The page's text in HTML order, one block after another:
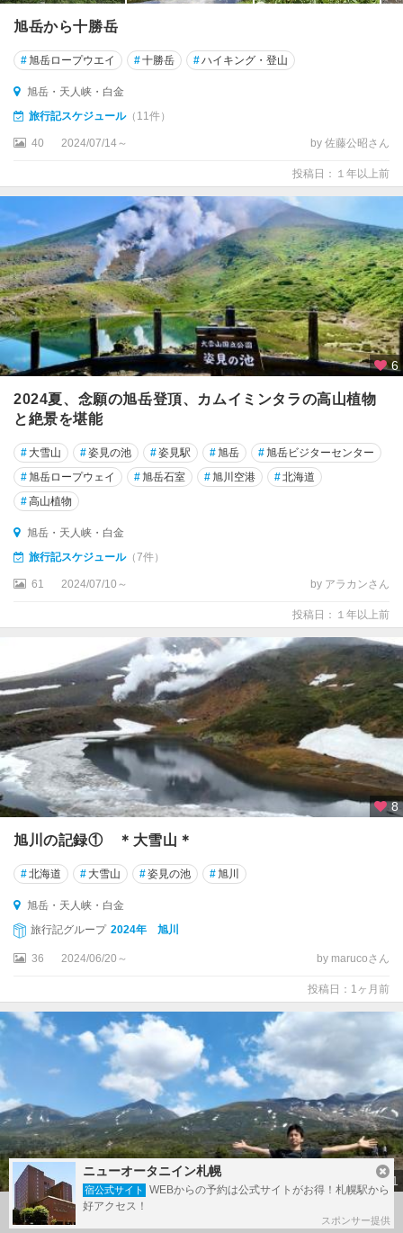
旭岳から十勝岳
#旭岳ロープウエイ #十勝岳 #ハイキング・登山
旭岳・天人峡・白金
旅行記スケジュール（11件）
40 2024/07/14～ by 佐藤公昭さん
投稿日：１年以上前
6
2024夏、念願の旭岳登頂、カムイミンタラの高山植物
と絶景を堪能
# 大雪山 #姿見の池 #姿見駅 #旭岳 #旭岳ビジターセンター
#旭岳ロープウェイ #旭岳石室 #旭川空港 #北海道
#高山植物
旭岳・天人峡・白金
旅行記スケジュール（7件）
61 2024/07/10～ by アラカンさん
投稿日：１年以上前
8
旭川の記録① ＊大雪山＊
#北海道 # 大雪山 #姿見の池 #旭川
旭岳・天人峡・白金
旅行記グループ 2024年 旭川
36 2024/06/20～ by marucoさん
投稿日：1ヶ月前
11
青天の十勝岳と美瑛岳【100名山in十勝】
ニューオータニイン札幌
宿公式サイト
WEBからの予約は公式サイトがお得！札幌駅から
好アクセス！
スポンサー提供